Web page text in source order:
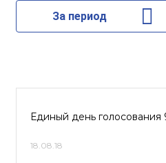
За период
Единый день голосования
18.08.18